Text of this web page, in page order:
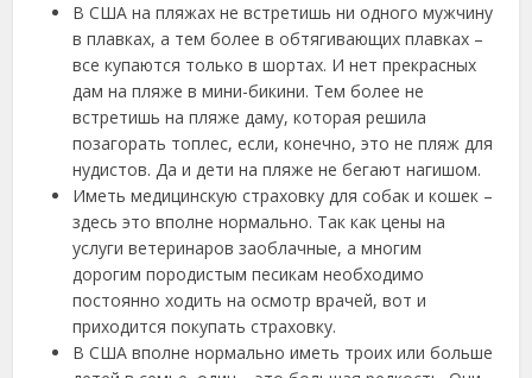
В США на пляжах не встретишь ни одного мужчину
в плавках, а тем более в обтягивающих плавках –
все купаются только в шортах. И нет прекрасных
дам на пляже в мини-бикини. Тем более не
встретишь на пляже даму, которая решила
позагорать топлес, если, конечно, это не пляж для
нудистов. Да и дети на пляже не бегают нагишом.
Иметь медицинскую страховку для собак и кошек –
здесь это вполне нормально. Так как цены на
услуги ветеринаров заоблачные, а многим
дорогим породистым песикам необходимо
постоянно ходить на осмотр врачей, вот и
приходится покупать страховку.
В США вполне нормально иметь троих или больше